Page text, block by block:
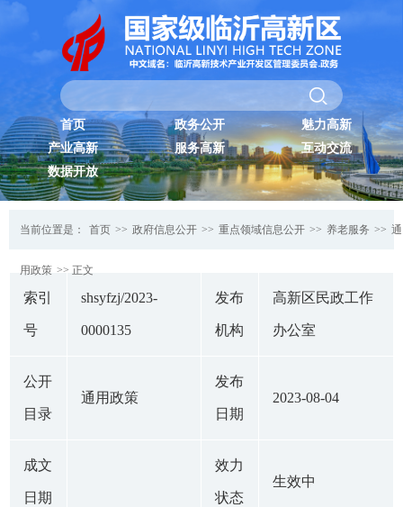
首页 政务公开
魅力高新
产业高新
服务高新
互动交流
数据开放
当前位置是： 首页 >> 政府信息公开 >> 重点领域信息公开 >> 养老服务 >> 通
用政策 >> 正文
索引
号
shsyfzj/2023-
0000135
发布
机构
高新区民政工作
办公室
公开
目录
通用政策
发布
日期
2023-08-04
成文
日期
效力
状态
生效中